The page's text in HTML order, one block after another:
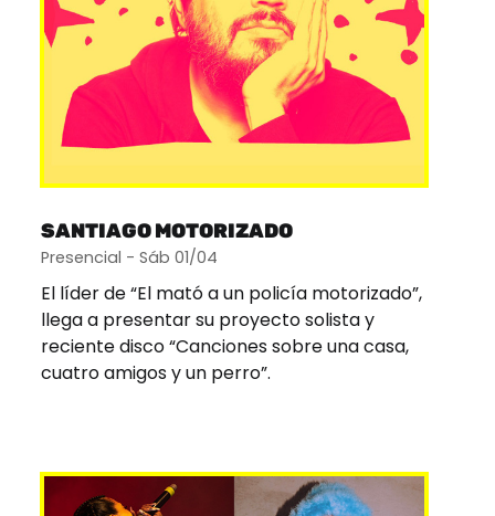
SANTIAGO MOTORIZADO
Presencial - Sáb 01/04
El líder de “El mató a un policía motorizado”,
llega a presentar su proyecto solista y
reciente disco “Canciones sobre una casa,
cuatro amigos y un perro”.